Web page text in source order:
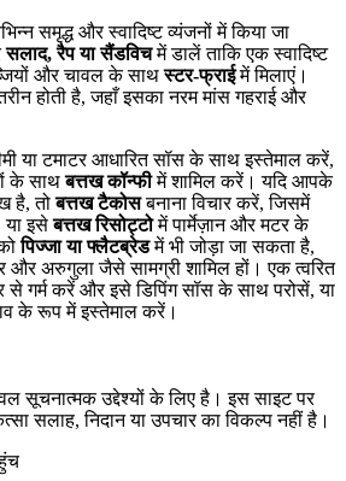
समृद्ध और स्वादिष्ट व्यंजनों में किया जा
सलाद, रैप या सैंडविचमें डालें ताकि एक स्वादिष्ट
और चावल के साथस्टर-फ्राईमें मिलाएं।
होती है, जहाँ इसका नरम मांस गहराई और
या टमाटर आधारित सॉस के साथ इस्तेमाल करें,
के साथबत्तख कॉन्फीमें शामिल करें। यदि आपके
है, तोबत्तख टैकोसबनाना विचार करें, जिसमें
या इसेबत्तख रिसोट्टोमें पार्मेज़ान और मटर के
पिज्जा या फ्लैटब्रेडमें भी जोड़ा जा सकता है,
और अरुगुला जैसे सामग्री शामिल हों। एक त्वरित
से गर्म करें और इसे डिपिंग सॉस के साथ परोसें, या
के रूप में इस्तेमाल करें।
सूचनात्मक उद्देश्यों के लिए है। इस साइट पर
सलाह, निदान या उपचार का विकल्प नहीं है।